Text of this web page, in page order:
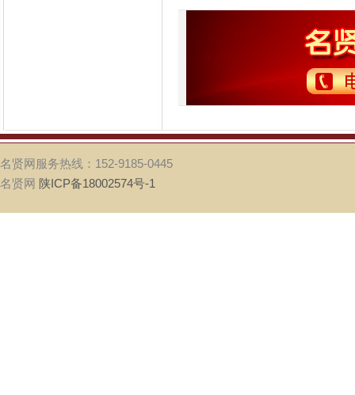
名贤网服务热线：152-9185-0445
名贤网 陕ICP备18002574号-1